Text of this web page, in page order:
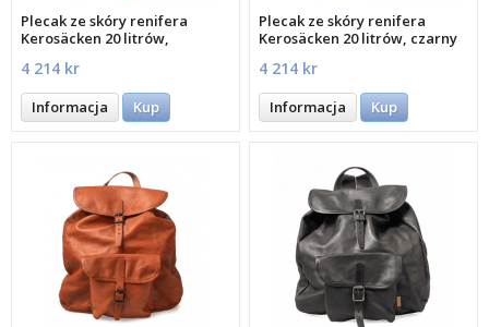
Plecak ze skóry renifera
Kerosäcken 20 litrów,
4 214 kr
Informacja Kup
Plecak ze skóry renifera
Kerosäcken 20 litrów, czarny
4 214 kr
Informacja Kup